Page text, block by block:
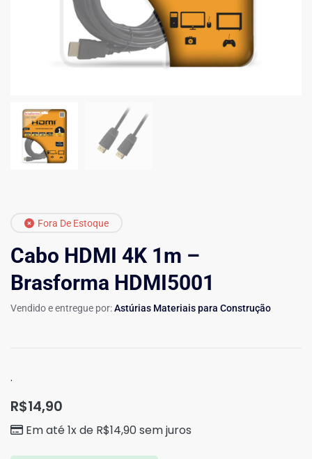
Fora De Estoque
Cabo HDMI 4K 1m –
Brasforma HDMI5001
Vendido e entregue por:Astúrias Materiais para Construção
.
R$14,90
Em até 1x de R$14,90sem juros